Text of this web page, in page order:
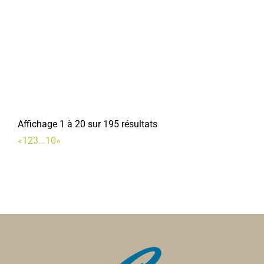
Affichage 1 à 20 sur 195 résultats
«123...10»